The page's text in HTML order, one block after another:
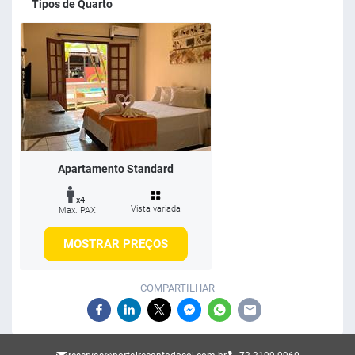
Tipos de Quarto
Apartamento Standard
x4
Max. PAX
Vista variada
MOSTRAR PREÇOS
COMPARTILHAR